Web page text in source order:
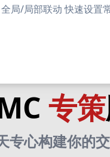
局/局部联动 快速设置
专策
专心构建你的